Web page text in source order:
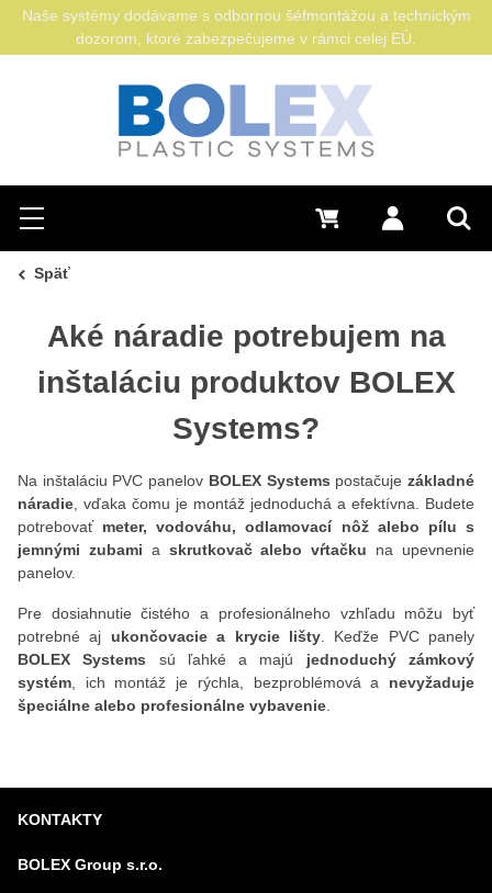
Hľadať
Menu Prihlásiť sa
0 €
Naše systémy dodávame s odbornou šéfmontážou a technickým
dozorom, ktoré zabezpečujeme v rámci celej EÚ.
Späť
Aké náradie potrebujem na
inštaláciu produktov BOLEX
Systems?
Na inštaláciu PVC panelov BOLEX Systems postačujezákladné
náradie , vďaka čomu je montáž jednoduchá a efektívna. Budete
potrebovať meter, vodováhu, odlamovací nôž alebo pílu s
jemnými zubami a skrutkovač alebo vŕtačku na upevnenie
panelov.
Pre dosiahnutie čistého a profesionálneho vzhľadu môžu byť
potrebné aj ukončovacie a krycie lišty. Keďže PVC panely
BOLEX Systems sú ľahké a majú jednoduchý zámkový
systém , ich montáž je rýchla, bezproblémová a nevyžaduje
špeciálne alebo profesionálne vybavenie
KONTAKTY
BOLEX Group s.r.o.